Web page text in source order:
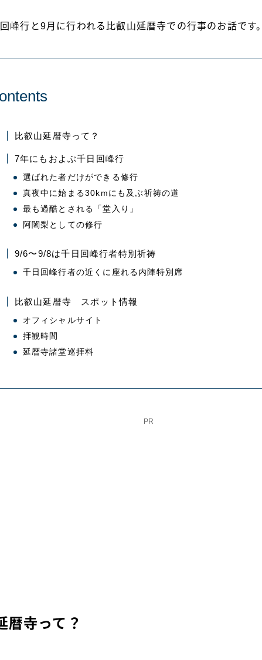
峰行と9月に行われる比叡山延暦寺での行事のお話です。
比叡山延暦寺って？
7年にもおよぶ千日回峰行
選ばれた者だけができる修行
真夜中に始まる30kmにも及ぶ祈祷の道
最も過酷とされる「堂入り」
阿闍梨としての修行
9/6〜9/8は千日回峰行者特別祈祷
千日回峰行者の近くに座れる内陣特別席
比叡山延暦寺 スポット情報
オフィシャルサイト
拝観時間
延暦寺諸堂巡拝料
PR
暦寺って？